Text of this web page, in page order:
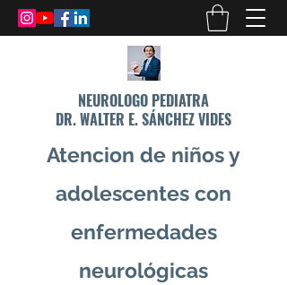
NEUROLOGO PEDIATRA
DR. WALTER E. SÁNCHEZ VIDES
Atencion de niños y
adolescentes con
enfermedades
neurológicas